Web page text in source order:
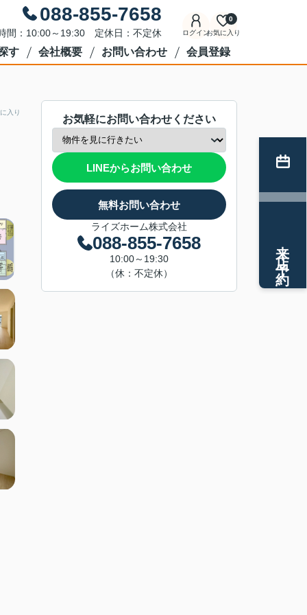
088-855-7658
間：10:00～19:30 定休日：不定休 ログインお気に入り
0
す 会社概要 お問い合わせ 会員登録
入り
お気軽にお問い合わせください
LINEからお問い合わせ
無料お問い合わせ
ライズホーム株式会社
088-855-7658
10:00～19:30
（休：不定休）
来店予約